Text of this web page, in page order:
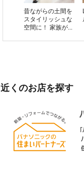
昔ながらの土間を
スタイリッシュな
空間に！ 家族が...
近くのお店を探す